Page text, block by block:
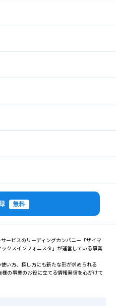
無料
ービスのリーディングカンパニー「ザイマ
クスインフォニスタ」が運営している事業
い方、探し方にも新たな形が求められる
の事業のお役に立てる情報発信を心がけて